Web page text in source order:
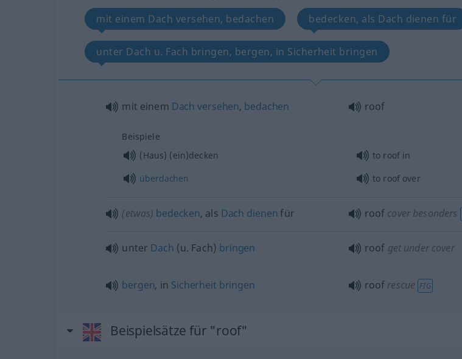
mit einem Dach versehen, bedachen bedecken, als Dach dienen für
unter Dach u. Fach bringen, bergen, in Sicherheit bringen
mit einem Dach versehen, bedachen roof
Beispiele
(Haus) (ein)decken
to roof in
überdachen
to roof over
(etwas) bedecken, als Dach dienenfür roof coverbesonders
unter Dach (u. Fach) bringen roof get under cover
bergen, in Sicherheit bringen roof rescue FIG
Beispielsätze für "roof"